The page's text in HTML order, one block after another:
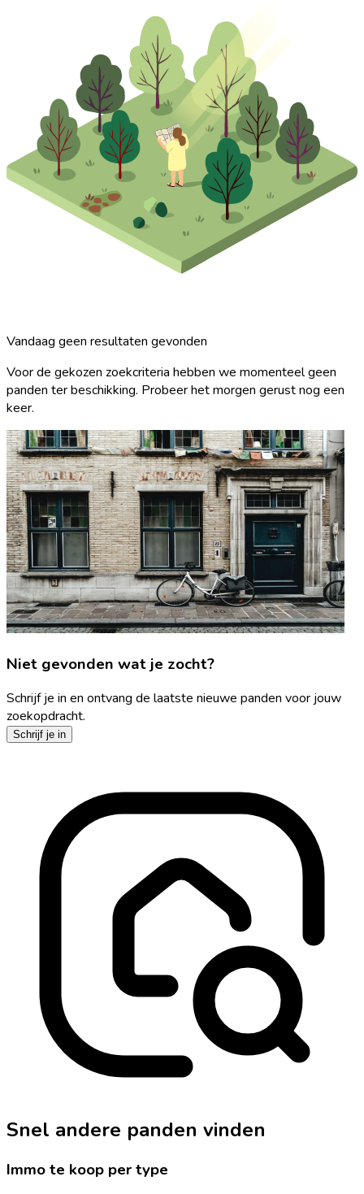
Vandaag geen resultaten gevonden
Voor de gekozen zoekcriteria hebben we momenteel geen
panden ter beschikking. Probeer het morgen gerust nog een
keer.
Niet gevonden wat je zocht?
Schrijf je in en ontvang de laatste nieuwe panden voor jouw
zoekopdracht.
Schrijf je in
Snel andere panden vinden
Immo te koop per type